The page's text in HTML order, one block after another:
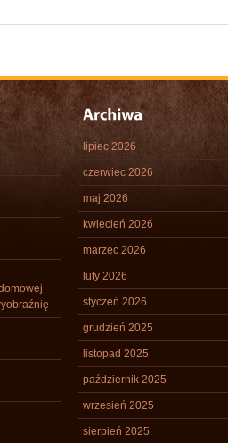
lipiec 2026
czerwiec 2026
maj 2026
kwiecień 2026
marzec 2026
luty 2026
styczeń 2026
grudzień 2025
listopad 2025
październik 2025
wrzesień 2025
sierpień 2025